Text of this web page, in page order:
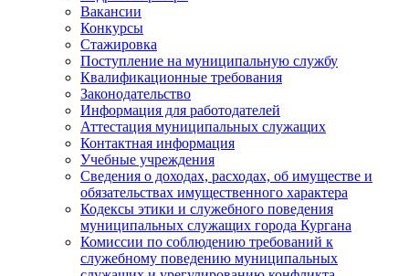
Вакансии
Конкурсы
Стажировка
Поступление на муниципальную службу
Квалификационные требования
Законодательство
Информация для работодателей
Аттестация муниципальных служащих
Контактная информация
Учебные учреждения
Сведения о доходах, расходах, об имуществе и
обязательствах имущественного характера
Кодексы этики и служебного поведения
муниципальных служащих города Кургана
Комиссии по соблюдению требований к
служебному поведению муниципальных